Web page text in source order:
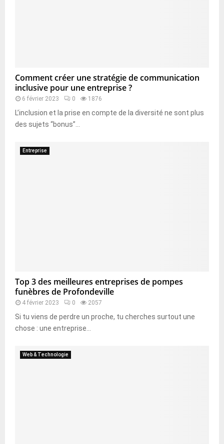
Comment créer une stratégie de communication
inclusive pour une entreprise ?
6 février 2023 0 1876
L’inclusion et la prise en compte de la diversité ne sont plus
des sujets “bonus”...
Entreprise
Top 3 des meilleures entreprises de pompes
funèbres de Profondeville
4 février 2023 0 2057
Si tu viens de perdre un proche, tu cherches surtout une
chose : une entreprise...
Web & Technologie